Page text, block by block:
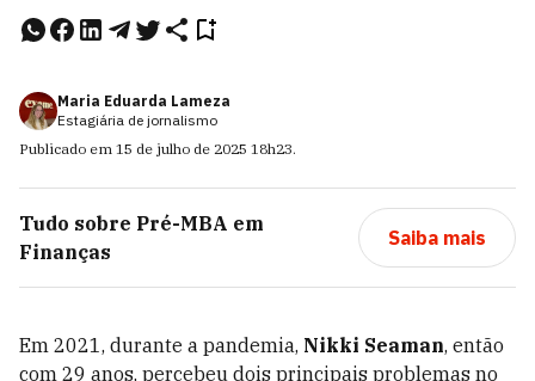
Maria Eduarda Lameza
Estagiária de jornalismo
Publicado em 15 de julho de 2025 18h23.
Tudo sobre Pré-MBA em
Finanças
Saiba mais
Em 2021, durante a pandemia, Nikki Seaman, então
com 29 anos, percebeu dois principais problemas no